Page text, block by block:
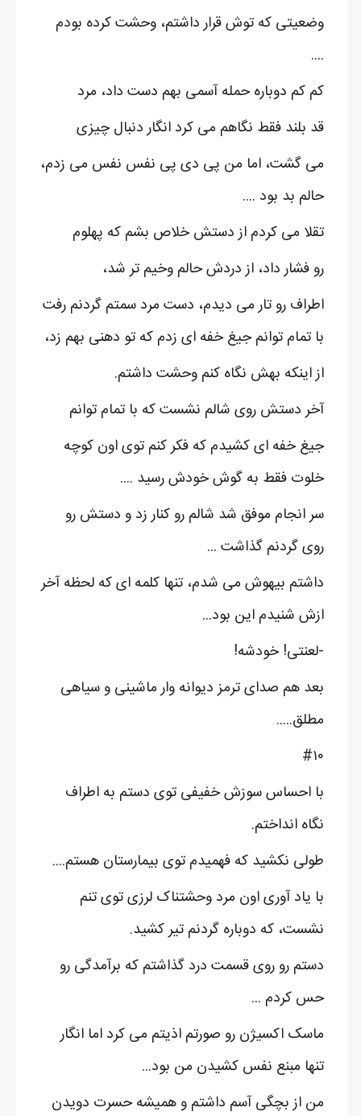
وضعیتی که توش قرار داشتم، وحشت کرده بودم
....
کم کم دوباره حمله آسمی بهم دست داد، مرد
قد بلند فقط نگاهم می کرد انگار دنبال چیزی
می گشت، اما من پی دی پی نفس نفس می زدم،
حالم بد بود ....
تقلا می کردم از دستش خلاص بشم که پهلوم
رو فشار داد، از دردش حالم وخیم تر شد،
اطراف رو تار می دیدم، دست مرد سمتم گردنم رفت
با تمام توانم جیغ خفه ای زدم که تو دهنی بهم زد،
از اینکه بهش نگاه کنم وحشت داشتم.
آخر دستش روی شالم نشست که با تمام توانم
جیغ خفه ای کشیدم که فکر کنم توی اون کوچه
خلوت فقط به گوش خودش رسید ....
سر انجام موفق شد شالم رو کنار زد و دستش رو
روی گردنم گذاشت ...
داشتم بیهوش می شدم، تنها کلمه ای که لحظه آخر
ازش شنیدم این بود...
-لعنتی! خودشه!
بعد هم صدای ترمز دیوانه وار ماشینی و سیاهی
مطلق.....
#۱۰
با احساس سوزش خفیفی توی دستم به اطراف
نگاه انداختم.
طولی نکشید که فهمیدم توی بیمارستان هستم....
با یاد آوری اون مرد وحشتناک لرزی توی تنم
نشست، که دوباره گردنم تیر کشید.
دستم رو روی قسمت درد گذاشتم که برآمدگی رو
حس کردم ...
ماسک اکسیژن رو صورتم اذیتم می کرد اما انگار
تنها مبنع نفس کشیدن من بود...
من از بچگی آسم داشتم و همیشه حسرت دویدن